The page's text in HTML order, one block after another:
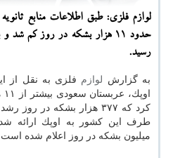
لوازم فلزی: طبق اطلاعات منابع
رسید.
به گزارش لوازم فلزی به نقل از
اوپك، عربستان سعودی بیشتر از ۱۱ میلیون بشكه در روز
كرد كه ۳۷۷ هزار بشكه در
میلیون بشكه در روز اعلام شده